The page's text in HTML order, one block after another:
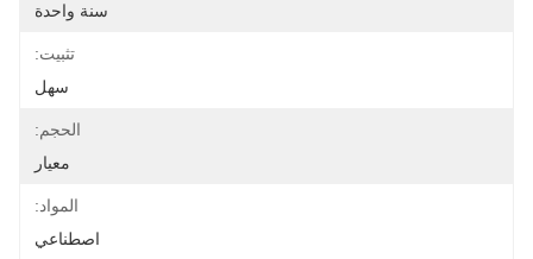
سنة واحدة
تثبيت:
سهل
الحجم:
معيار
المواد:
اصطناعي